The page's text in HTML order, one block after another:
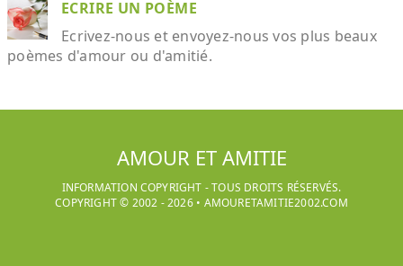
ECRIRE UN POÈME
Ecrivez-nous et envoyez-nous vos plus beaux
poèmes d'amour ou d'amitié.
AMOUR ET AMITIE
INFORMATION COPYRIGHT - TOUS DROITS RÉSERVÉS.
COPYRIGHT © 2002 -2026• AMOURETAMITIE2002.COM